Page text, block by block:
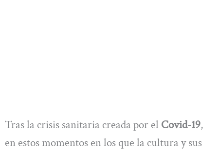
Tras la crisis sanitaria creada por el Covid-19,
en estos momentos en los que la cultura y sus